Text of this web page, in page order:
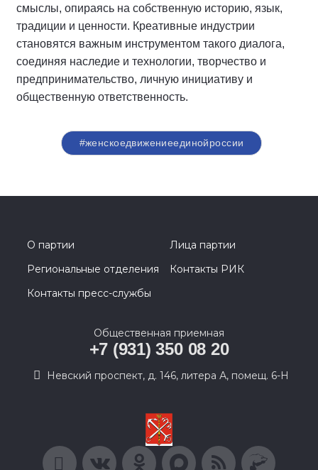
смыслы, опираясь на собственную историю, язык,
традиции и ценности. Креативные индустрии
становятся важным инструментом такого диалога,
соединяя наследие и технологии, творчество и
предпринимательство, личную инициативу и
общественную ответственность.
#женскоедвижениеединойроссии
О партии
Лица партии
Региональные отделения
Контакты РИК
Контакты пресс-службы
Общественная приемная
+7 (931) 350 08 20
Невский проспект, д. 146, литера А, помещ. 6-Н